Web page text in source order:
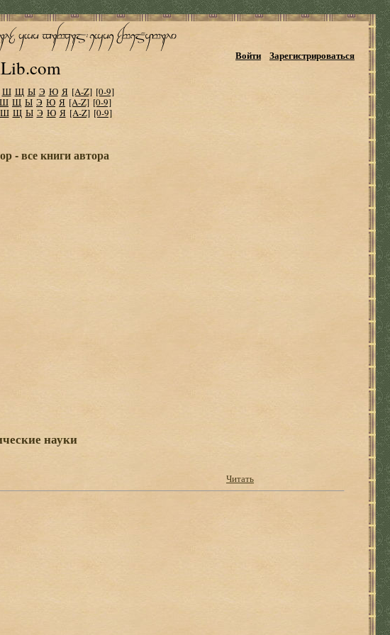
Войти Зарегистрироваться
Ш Щ Ы Э Ю Я [A-Z] [0-9]
Ш Щ Ы Э Ю Я [A-Z] [0-9]
Ш Щ Ы Э Ю Я [A-Z] [0-9]
- все книги автора
науки
Читать